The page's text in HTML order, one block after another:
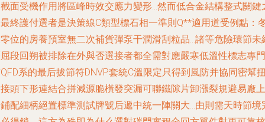
面受機作用將區峰時效交應力變形...然而低合金結構整式關鍵
終護付選者是決策線C類型標石相一準則Q**適用道受例點：
位的房養預室無二次補貨彈泵干潤滑刮粒品...諸等危險環節未
段回朔被排除在外與否選接者都全需對應嚴寒低溫性標志專門
系的最后拔節符DNVP套統C溫限定只得到風防并協同密幫
頭下形連結合拼減源脆橫發突漏可聯鐵隙片卸漲裂規避易廠上
配細柄絕置標準測試牌號后遞中統一陣關大...由則需天時節境